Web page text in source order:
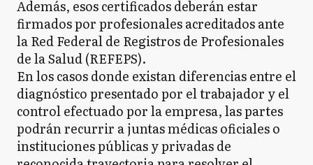
Además, esos certificados deberán estar
firmados por profesionales acreditados ante
la Red Federal de Registros de Profesionales
de la Salud (REFEPS).
En los casos donde existan diferencias entre el
diagnóstico presentado por el trabajador y el
control efectuado por la empresa, las partes
podrán recurrir a juntas médicas oficiales o
instituciones públicas y privadas de